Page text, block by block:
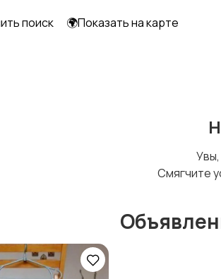
поиск 🌍Показать на карте
Смягчите